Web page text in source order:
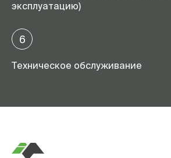
эксплуатацию)
6
Техническое обслуживание